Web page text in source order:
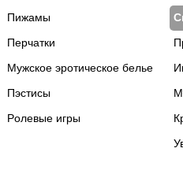
Пижамы
Перчатки
Мужское эротическое белье
Пэстисы
Pолевые игры